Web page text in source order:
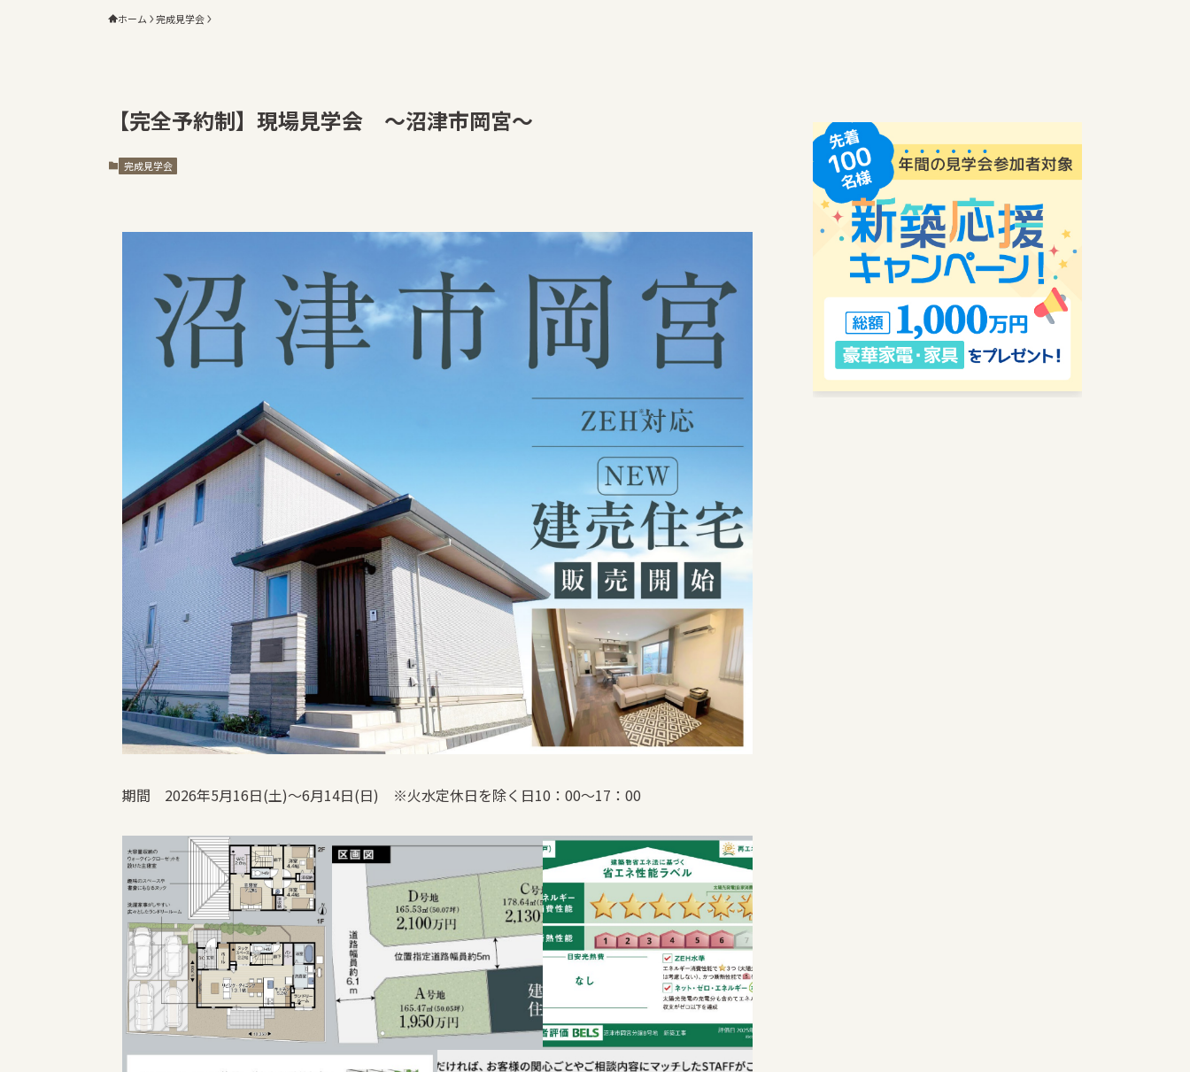
ホーム 完成見学会
【完全予約制】現場見学会 ～沼津市岡宮～
完成見学会
期間 2026年5月16日(土)～6月14日(日) ※火水定休日を除く日10：00～17：00